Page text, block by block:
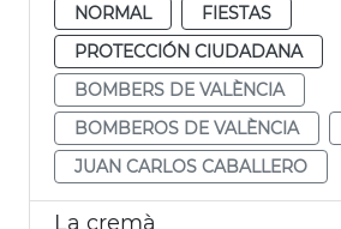
NORMAL
FIESTAS
PROTECCIÓN CIUDADANA
BOMBERS DE VALÈNCIA
BOMBEROS DE VALÈNCIA
JUAN CARLOS CABALLERO
La cremà